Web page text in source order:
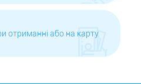
отриманні або на карту